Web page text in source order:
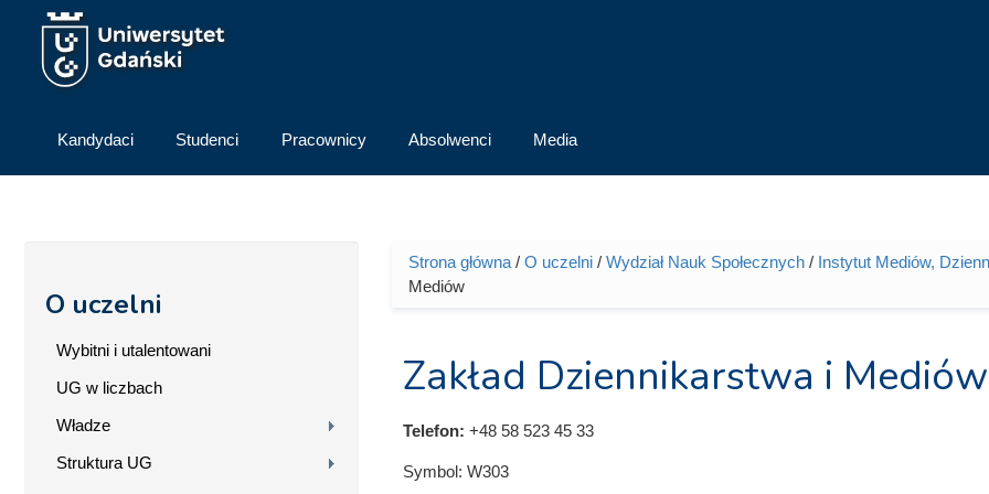
Przejdź do treści
Kandydaci Studenci Pracownicy Absolwenci Media
O uczelni
Wybitni i utalentowani
UG w liczbach
Władze
Struktura UG
Jesteś tutaj
Strona główna/ O uczelni/ Wydział Nauk Społecznych/ Instytut Mediów,
Mediów
Zakład Dziennikarstwa i Mediów
Telefon: +48 58 523 45 33
Symbol: W303